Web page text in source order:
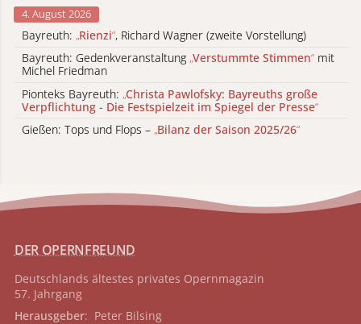
4. August 2026
Bayreuth: „Rienzi“, Richard Wagner (zweite Vorstellung)
Bayreuth: Gedenkveranstaltung „Verstummte Stimmen“ mit
Michel Friedman
Pionteks Bayreuth: „Christa Pawlofsky: Bayreuths große
Verpflichtung - Die Festspielzeit im Spiegel der Presse“
Gießen: Tops und Flops – „Bilanz der Saison 2025/26“
DER OPERNFREUND
Deutschlands ältestes privates Opernmagazin
57. Jahrgang
Herausgeber: Peter Bilsing